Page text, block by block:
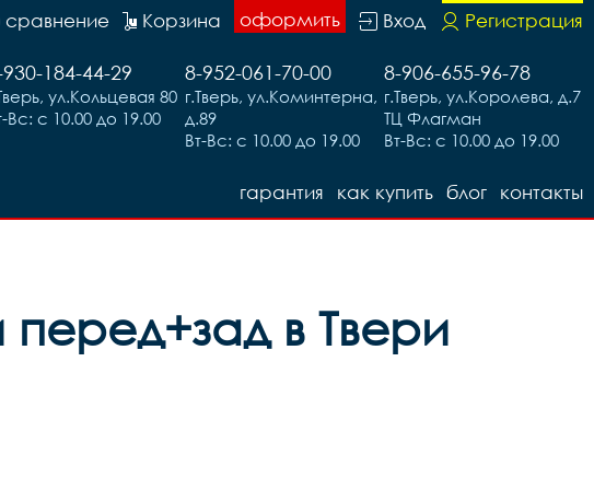
Регистрация
Вход
оформить
Корзина
сравнение
8-906-655-96-78
г.Тверь, ул.Королева, д.7
ТЦ Флагман
Вт-Вс: с 10.00 до 19.00
8-952-061-70-00
г.Тверь, ул.Коминтерна,
д.89
Вт-Вс: с 10.00 до 19.00
184-44-29
ул.Кольцевая 80
Вс: с 10.00 до 19.00
контакты
блог
как купить
гарантия
перед+зад в Твери